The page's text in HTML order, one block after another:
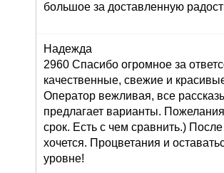
большое за доставленную
Надежда
2960 Спасибо огромное за
качественные, свежие и
Оператор вежливая, все
предлагает варианты.
срок. Есть с чем сравнить.)
хочется. Процветания и
уровне!